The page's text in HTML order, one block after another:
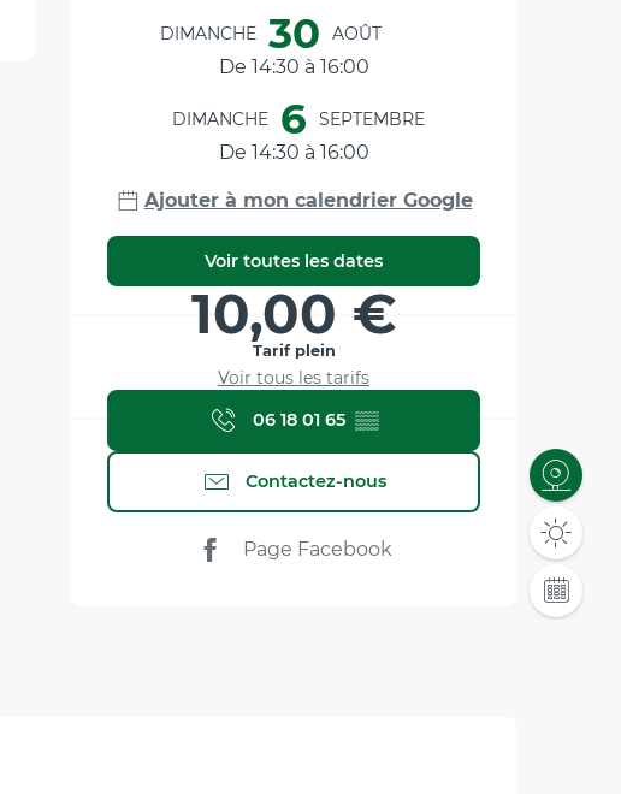
DIMANCHE 30 AOÛT
De 14:30 à 16:00
DIMANCHE 6 SEPTEMBRE
De 14:30 à 16:00
Ajouter à mon calendrier Google
Voir toutes les dates
10,00 €
Tarif plein
Voir tous les tarifs
06 18 01 65 ▒▒
Contactez-nous
Page Facebook